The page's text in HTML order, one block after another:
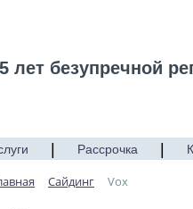
лет безупречной
Рассрочка
Cайдинг Vox